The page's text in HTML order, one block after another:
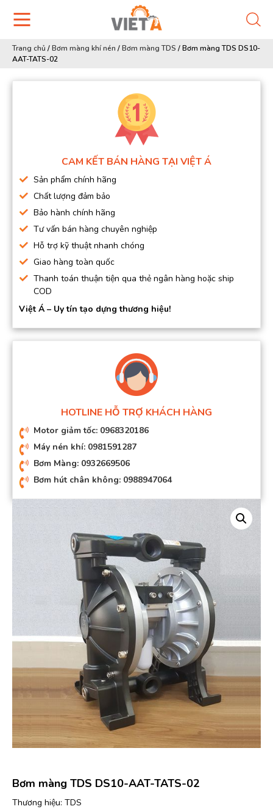
Trang chủ /Bơm màng khí nén /Bơm màng TDS /Bơm màng TDS DS10-
AAT-TATS-02
CAM KẾT BÁN HÀNG TẠI VIỆT Á
Sản phẩm chính hãng
Chất lượng đảm bảo
Bảo hành chính hãng
Tư vấn bán hàng chuyên nghiệp
Hỗ trợ kỹ thuật nhanh chóng
Giao hàng toàn quốc
Thanh toán thuận tiện qua thẻ ngân hàng hoặc ship
COD
Việt Á – Uy tín tạo dựng thương hiệu!
HOTLINE HỖ TRỢ KHÁCH HÀNG
Motor giảm tốc: 0968320186
Máy nén khí: 0981591287
Bơm Màng: 0932669506
Bơm hút chân không: 0988947064
Bơm màng TDS DS10-AAT-TATS-02
Thương hiệu: TDS